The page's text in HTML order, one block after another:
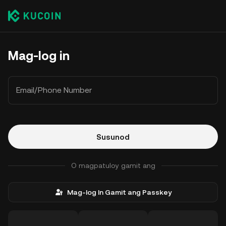
Mag-log in
Email/Phone Number
Susunod
O magpatuloy gamit ang
Mag-log In Gamit ang Passkey